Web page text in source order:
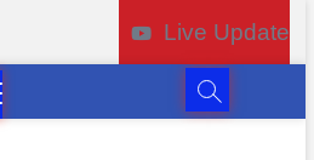
Live Update